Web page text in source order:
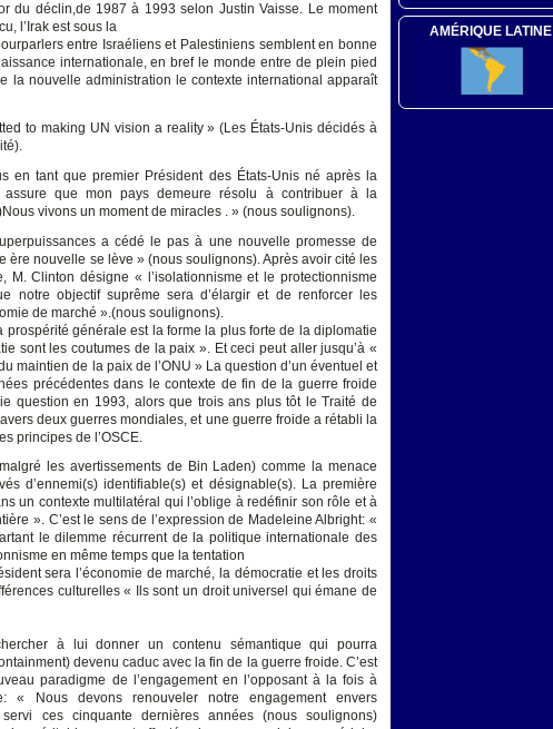
du déclin,de 1987 à 1993 selon Justin Vaisse. Le moment
l’Irak est sous la
entre Israéliens et Palestiniens semblent en bonne
internationale, en bref le monde entre de plein pied
la nouvelle administration le contexte international apparaît
to making UN vision a reality » (Les États-Unis décidés à
en tant que premier Président des États-Unis né après la
assure que mon pays demeure résolu à contribuer à la
vivons un moment de miracles . » (nous soulignons).
a cédé le pas à une nouvelle promesse de
ère nouvelle se lève » (nous soulignons). Après avoir cité les
M. Clinton désigne « l’isolationnisme et le protectionnisme
notre objectif suprême sera d’élargir et de renforcer les
de marché ».(nous soulignons).
générale est la forme la plus forte de la diplomatie
sont les coutumes de la paix ». Et ceci peut aller jusqu’à «
maintien de la paix de l’ONU » La question d’un éventuel et
précédentes dans le contexte de fin de la guerre froide
question en 1993, alors que trois ans plus tôt le Traité de
deux guerres mondiales, et une guerre froide a rétabli la
principes de l’OSCE.
les avertissements de Bin Laden) comme la menace
d’ennemi(s) identifiable(s) et désignable(s). La première
un contexte multilatéral qui l’oblige à redéfinir son rôle et à
». C’est le sens de l’expression de Madeleine Albright: «
le dilemme récurrent de la politique internationale des
en même temps que la tentation
sera l’économie de marché, la démocratie et les droits
culturelles « Ils sont un droit universel qui émane de
à lui donner un contenu sémantique qui pourra
devenu caduc avec la fin de la guerre froide. C’est
paradigme de l’engagement en l’opposant à la fois à
« Nous devons renouveler notre engagement envers
ces cinquante dernières années (nous soulignons)
AMÉRIQUE LATINE